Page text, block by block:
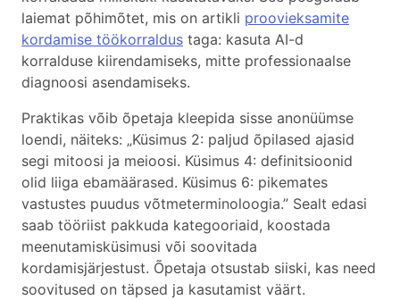
laiemat põhimõtet, mis on artikli proovieksamite
kordamise töökorraldus taga: kasuta AI-d
korralduse kiirendamiseks, mitte professionaalse
diagnoosi asendamiseks.
Praktikas võib õpetaja kleepida sisse anonüümse
loendi, näiteks: „Küsimus 2: paljud õpilased ajasid
segi mitoosi ja meioosi. Küsimus 4: definitsioonid
olid liiga ebamäärased. Küsimus 6: pikemates
vastustes puudus võtmeterminoloogia.” Sealt edasi
saab tööriist pakkuda kategooriaid, koostada
meenutamisküsimusi või soovitada
kordamisjärjestust. Õpetaja otsustab siiski, kas need
soovitused on täpsed ja kasutamist väärt.